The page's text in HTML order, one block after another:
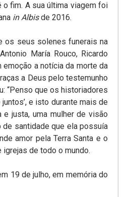
fim. A sua última viagem foi
in Albisde 2016.
os seus solenes funerais na
María Rouco, Ricardo
emoção a notícia da morte da
a Deus pelo testemunho
“Penso que os historiadores
e isto durante mais de
e justa, uma mulher de visão
de santidade que ela possuía
amor pela Terra Santa e o
de todo o mundo.
19 de julho, em memória do